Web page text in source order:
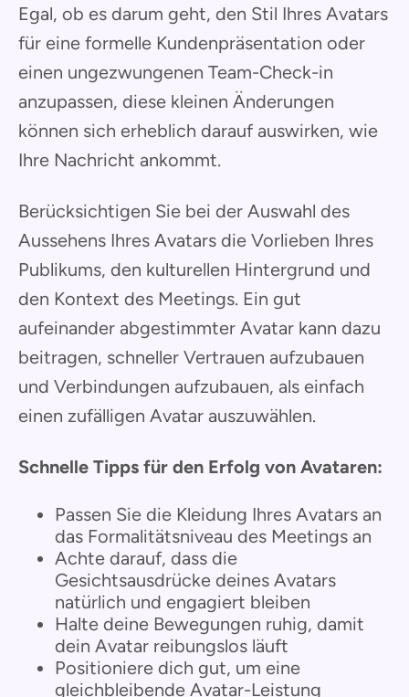
Egal, ob es darum geht, den Stil Ihres Avatars
für eine formelle Kundenpräsentation oder
einen ungezwungenen Team-Check-in
anzupassen, diese kleinen Änderungen
können sich erheblich darauf auswirken, wie
Ihre Nachricht ankommt.
Berücksichtigen Sie bei der Auswahl des
Aussehens Ihres Avatars die Vorlieben Ihres
Publikums, den kulturellen Hintergrund und
den Kontext des Meetings. Ein gut
aufeinander abgestimmter Avatar kann dazu
beitragen, schneller Vertrauen aufzubauen
und Verbindungen aufzubauen, als einfach
einen zufälligen Avatar auszuwählen.
Schnelle Tipps für den Erfolg von Avataren:
Passen Sie die Kleidung Ihres Avatars an
das Formalitätsniveau des Meetings an
Achte darauf, dass die
Gesichtsausdrücke deines Avatars
natürlich und engagiert bleiben
Halte deine Bewegungen ruhig, damit
dein Avatar reibungslos läuft
Positioniere dich gut, um eine
gleichbleibende Avatar-Leistung